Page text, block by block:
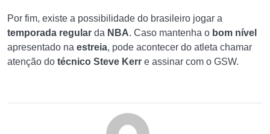
Por fim, existe a possibilidade do brasileiro jogar a
temporada regular da NBA. Caso mantenha o bom nível
apresentado na estreia, pode acontecer do atleta chamar
atenção do técnico Steve Kerr e assinar com o GSW.